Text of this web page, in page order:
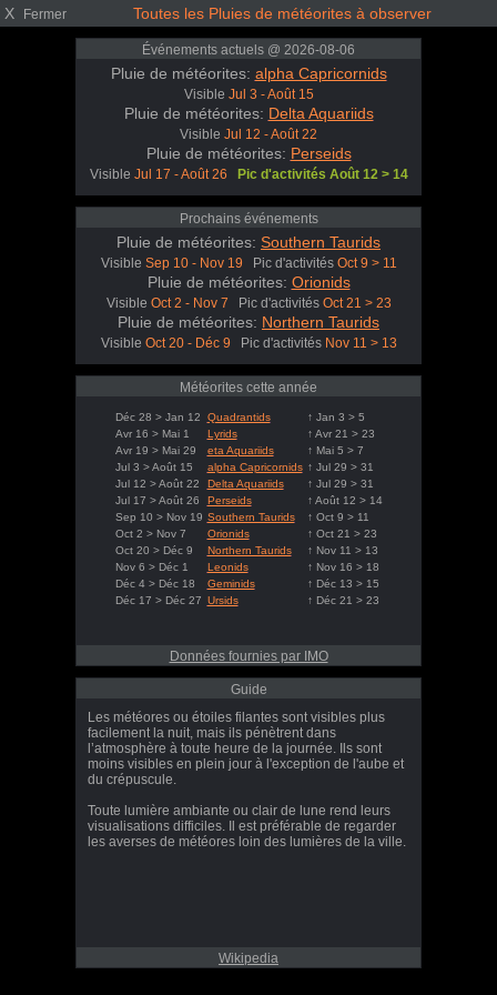
X Fermer Toutes les Pluies de météorites à observer
Événements actuels @ 2026-08-06
Pluie de météorites: alpha Capricornids
Visible Jul 3 - Août 15
Pluie de météorites: Delta Aquariids
Visible Jul 12 - Août 22
Pluie de météorites: Perseids
Visible Jul 17 - Août 26 Pic d'activités Août 12 > 14
Prochains événements
Pluie de météorites: Southern Taurids
Visible Sep 10 - Nov 19 Pic d'activités Oct 9 > 11
Pluie de météorites: Orionids
Visible Oct 2 - Nov 7 Pic d'activités Oct 21 > 23
Pluie de météorites: Northern Taurids
Visible Oct 20 - Déc 9 Pic d'activités Nov 11 > 13
Météorites cette année
Déc 28 > Jan 12 Quadrantids
↑ Jan 3 > 5
Avr 16 > Mai 1
Lyrids
↑ Avr 21 > 23
Avr 19 > Mai 29
eta Aquariids
↑ Mai 5 > 7
Jul 3 > Août 15
alpha Capricornids ↑ Jul 29 > 31
Jul 12 > Août 22
Delta Aquariids
↑ Jul 29 > 31
Jul 17 > Août 26
Perseids
↑ Août 12 > 14
Sep 10 > Nov 19 Southern Taurids
↑ Oct 9 > 11
Oct 2 > Nov 7
Orionids
↑ Oct 21 > 23
Oct 20 > Déc 9
Northern Taurids
↑ Nov 11 > 13
Nov 6 > Déc 1
Leonids
↑ Nov 16 > 18
Déc 4 > Déc 18
Geminids
↑ Déc 13 > 15
Déc 17 > Déc 27 Ursids ↑ Déc 21 > 23
Données fournies par IMO
Guide
Les météores ou étoiles filantes sont visibles plus
facilement la nuit, mais ils pénètrent dans
l’atmosphère à toute heure de la journée. Ils sont
moins visibles en plein jour à l'exception de l'aube et
du crépuscule.
Toute lumière ambiante ou clair de lune rend leurs
visualisations difficiles. Il est préférable de regarder
les averses de météores loin des lumières de la ville.
Wikipedia